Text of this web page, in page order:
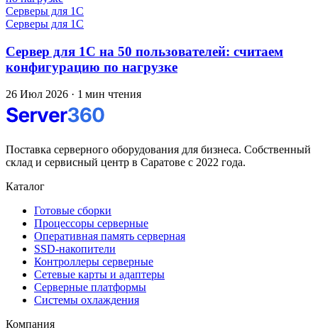
Серверы для 1С
Серверы для 1С
Сервер для 1С на 50 пользователей: считаем
конфигурацию по нагрузке
26 Июл 2026 · 1 мин чтения
Поставка серверного оборудования для бизнеса. Собственный
склад и сервисный центр в Саратове с 2022 года.
Каталог
Готовые сборки
Процессоры серверные
Оперативная память серверная
SSD-накопители
Контроллеры серверные
Сетевые карты и адаптеры
Серверные платформы
Системы охлаждения
Компания